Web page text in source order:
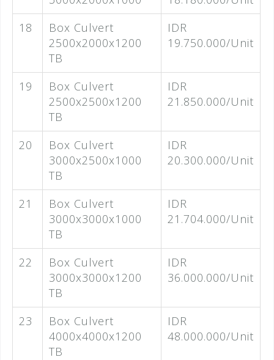
18
Box Culvert
2500x2000x1200
TB
IDR
19.750.000/Unit
19
Box Culvert
2500x2500x1200
TB
IDR
21.850.000/Unit
20
Box Culvert
3000x2500x1000
TB
IDR
20.300.000/Unit
21
Box Culvert
3000x3000x1000
TB
IDR
21.704.000/Unit
22
Box Culvert
3000x3000x1200
TB
IDR
36.000.000/Unit
23
Box Culvert
4000x4000x1200
TB
IDR
48.000.000/Unit